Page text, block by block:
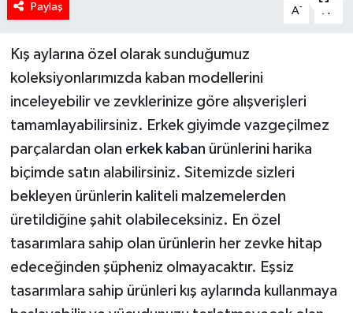
Paylaş A- A
Kış aylarına özel olarak sunduğumuz
koleksiyonlarımızda kaban modellerini
inceleyebilir ve zevklerinize göre alışverişleri
tamamlayabilirsiniz. Erkek giyimde vazgeçilmez
parçalardan olan erkek kaban ürünlerini harika
biçimde satın alabilirsiniz. Sitemizde sizleri
bekleyen ürünlerin kaliteli malzemelerden
üretildiğine şahit olabileceksiniz. En özel
tasarımlara sahip olan ürünlerin her zevke hitap
edeceğinden şüpheniz olmayacaktır. Eşsiz
tasarımlara sahip ürünleri kış aylarında kullanmaya